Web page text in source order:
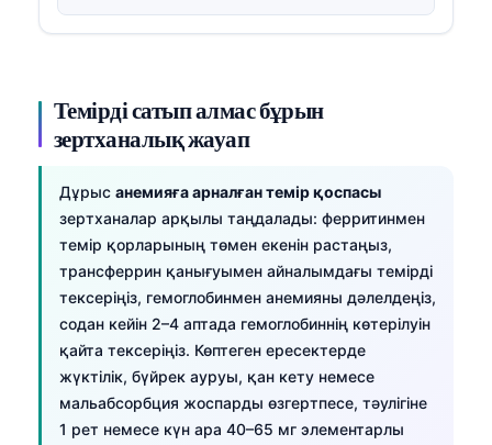
Темірді сатып алмас бұрын
зертханалық жауап
Дұрыс анемияға арналған темір қоспасы
зертханалар арқылы таңдалады: ферритинмен
темір қорларының төмен екенін растаңыз,
трансферрин қанығуымен айналымдағы темірді
тексеріңіз, гемоглобинмен анемияны дәлелдеңіз,
содан кейін 2–4 аптада гемоглобиннің көтерілуін
қайта тексеріңіз. Көптеген ересектерде
жүктілік, бүйрек ауруы, қан кету немесе
мальабсорбция жоспарды өзгертпесе, тәулігіне
1 рет немесе күн ара 40–65 мг элементарлы